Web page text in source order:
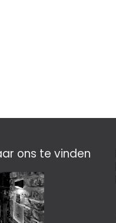
ons te vinden